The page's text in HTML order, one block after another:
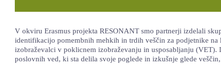
V okviru Erasmus projekta RESONANT smo partnerji izdelali
identifikacijo pomembnih mehkih in trdih veščin za podjetnike
izobraževalci v poklicnem izobraževanju in usposabljanju
poslovnih ved, ki sta delila svoje poglede in izkušnje glede